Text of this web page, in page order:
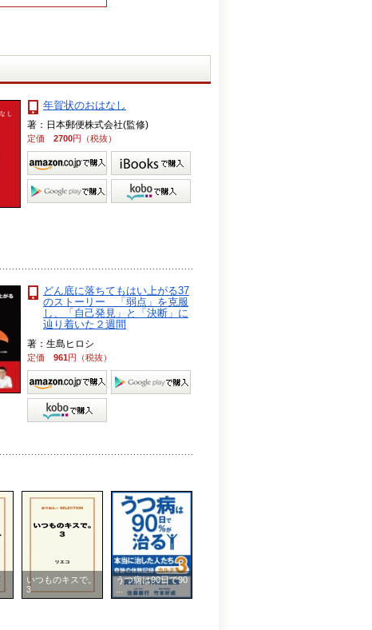
年賀状のおはなし
著：日本郵便株式会社(監修)
定価 2700円（税抜）
どん底に落ちてもはい上がる37
のストーリー 「弱点」を克服
し、「自己発見」と「決断」に
辿り着いた２週間
著：生島ヒロシ
定価 961円（税抜）
いつものキスで。
3
うつ病は90日で90